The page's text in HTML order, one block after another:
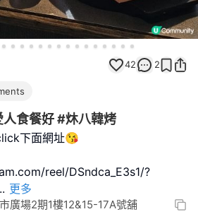
42 2
食餐好 #炑八韓烤
下面網址😘
reel/DSndca_E3s1/?
更多
廣場2期1樓12&15-17A號舖